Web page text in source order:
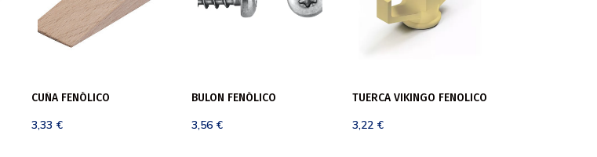
CUÑA FENÓLICO
3,33 €
BULON FENÓLICO
3,56 €
TUERCA VIKINGO FENOLICO
3,22 €